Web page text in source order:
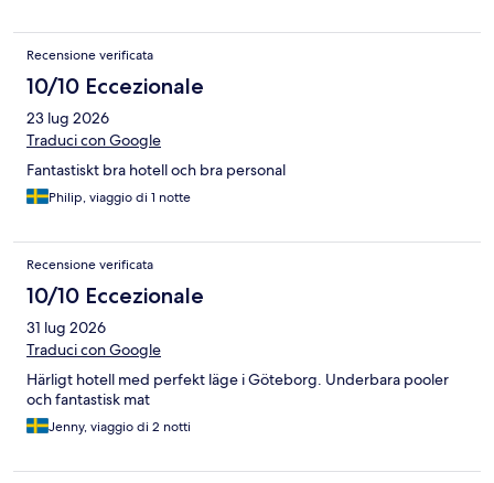
Recensione verificata
10/10 Eccezionale
23 lug 2026
Traduci con Google
Fantastiskt bra hotell och bra personal
Philip, viaggio di 1 notte
Recensione verificata
10/10 Eccezionale
31 lug 2026
Traduci con Google
Härligt hotell med perfekt läge i Göteborg. Underbara pooler
och fantastisk mat
Jenny, viaggio di 2 notti